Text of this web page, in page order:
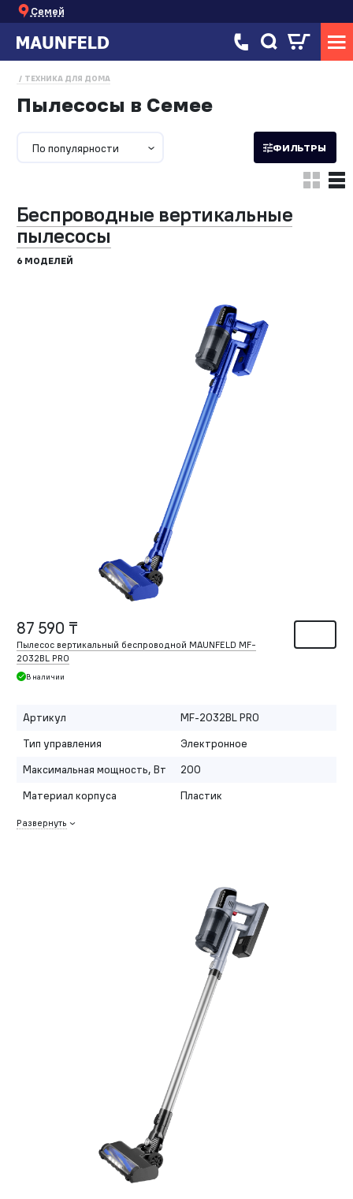
Семей
ТЕХНИКА ДЛЯ ДОМА
Пылесосы в Семее
По популярности ФИЛЬТРЫ
Беспроводные вертикальные
пылесосы
6 МОДЕЛЕЙ
87 590 ₸
Пылесос вертикальный беспроводной MAUNFELD MF-
2032BL PRO
В наличии
Артикул
MF-2032BL PRO
Тип управления
Электронное
Максимальная мощность, Вт
200
Материал корпуса
Пластик
Развернуть